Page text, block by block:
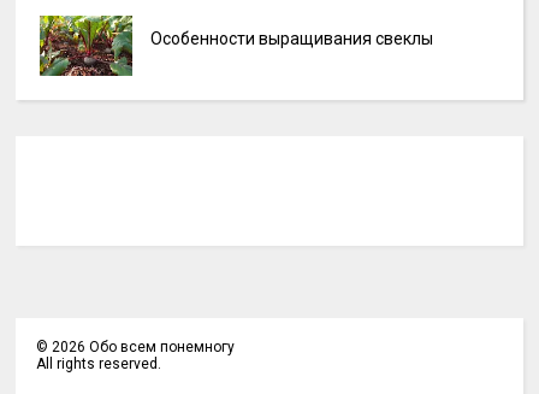
Особенности выращивания свеклы
© 2026 Обо всем понемногу
All rights reserved.